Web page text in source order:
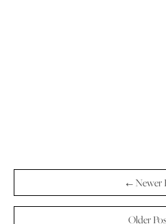
← Newer
Older